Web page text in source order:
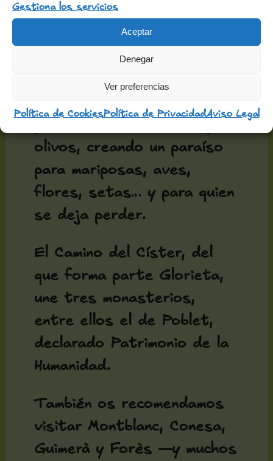
Gestiona los servicios
Aceptar
Denegar
Ver preferencias
Política de CookiesPolítica de PrivacidadAviso Legal
ejemplo de ello.
Descubrid torres y
castillos, bosques y campos
conectados por muros de
olivos, creando un paraíso
para mariposas, aves,
flores, setas… y para quien
se deja perder.
El Camino del Císter, del
que forma parte Glorieta,
une tres monasterios,
entre ellos el de Poblet,
declarado Patrimonio de la
Humanidad.
También os recomendamos
visitar Montblanc, Conesa,
Guimerà y Forès —y muchos